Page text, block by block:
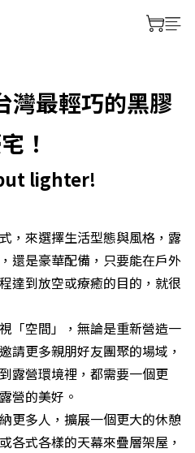
next
灣最輕巧的黑膠
！
lighter!
，來選擇生活型態與風格，露
還是豪華配備，只要能在戶外
達到放空或療癒的目的，就很
「空間」，無論是重新營造一
請更多親朋好友團聚的場域，
露營環境裡，都需要一個更
營的美好。
更多人，擴展一個更大的休憩
各式各樣的天幕來疊層架屋，